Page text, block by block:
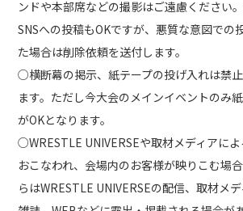
ンドや本部席などの撮影はご遠慮ください
SNSへの投稿もOKですが、悪質な意図での
た場合は削除依頼を送付します。
○横断幕の掲示、紙テープの投げ入れは禁
ます。ただし今大会のメインイベントのみ
がOKとなります。
○WRESTLE UNIVERSEや取材メディアに
おこなわれ、会場内のお客様が映りこむ場
らはWRESTLE UNIVERSEの配信、取材メデ